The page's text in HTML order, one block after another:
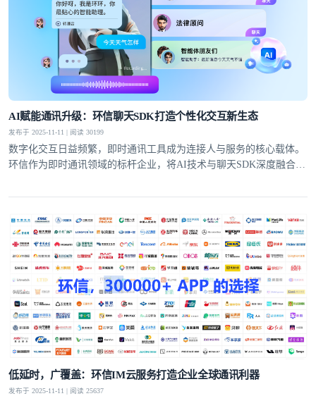
AI赋能通讯升级：环信聊天SDK打造个性化交互新生态
发布于 2025-11-11 | 阅读 30199
数字化交互日益频繁，即时通讯工具成为连接人与服务的核心载体。
环信作为即时通讯领域的标杆企业，将AI技术与聊天SDK深度融合，
供高效开发方案的同时，也为用户带来了更具沉浸感和个性化的交互
低延时，广覆盖：环信IM云服务打造企业全球通讯利器
发布于 2025-11-11 | 阅读 25637